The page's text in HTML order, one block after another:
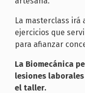
La masterclass irá
ejercicios que
para afianzar
La Biomecánica
lesiones
el taller.